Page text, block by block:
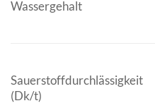
Wassergehalt
Sauerstoffdurchlässigkeit
(Dk/t)